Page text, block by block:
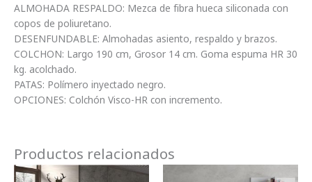
ALMOHADA RESPALDO: Mezca de fibra hueca siliconada con
copos de poliuretano.
DESENFUNDABLE: Almohadas asiento, respaldo y brazos.
COLCHON: Largo 190 cm, Grosor 14 cm. Goma espuma HR 30
kg. acolchado.
PATAS: Polímero inyectado negro.
OPCIONES: Colchón Visco-HR con incremento.
Productos relacionados